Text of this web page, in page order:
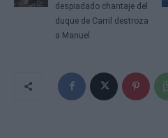
despiadado chantaje del
duque de Carril destroza
a Manuel